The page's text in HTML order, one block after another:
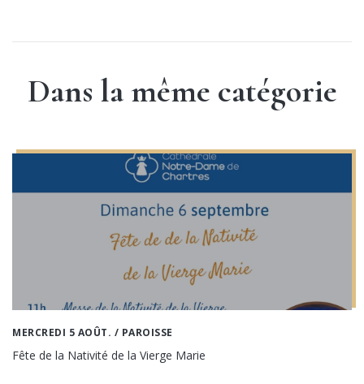
Dans la même catégorie
MERCREDI 5 AOÛT. / PAROISSE
Fête de la Nativité de la Vierge Marie